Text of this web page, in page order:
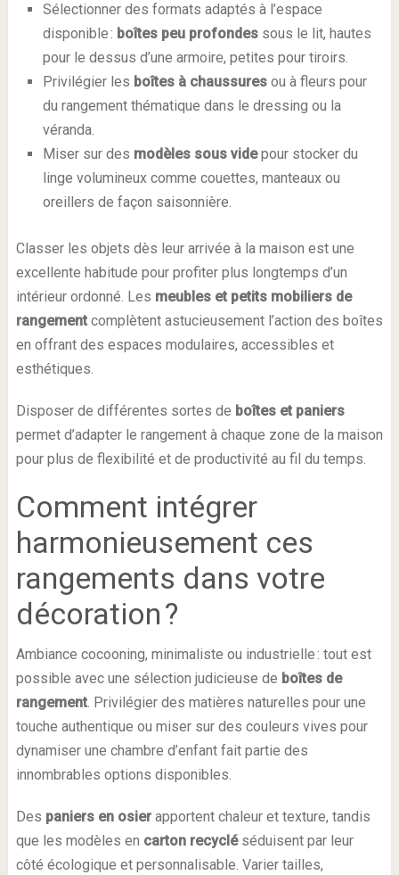
Sélectionner des formats adaptés à l’espace
disponible : boîtes peu profondessous le lit, hautes
pour le dessus d’une armoire, petites pour tiroirs.
Privilégier les boîtes à chaussuresou à fleurs pour
du rangement thématique dans le dressing ou la
véranda.
Miser sur des modèles sous videpour stocker du
linge volumineux comme couettes, manteaux ou
oreillers de façon saisonnière.
Classer les objets dès leur arrivée à la maison est une
excellente habitude pour profiter plus longtemps d’un
intérieur ordonné. Les meubles et petits mobiliers de
rangementcomplètent astucieusement l’action des boîtes
en offrant des espaces modulaires, accessibles et
esthétiques.
Disposer de différentes sortes de boîtes et paniers
permet d’adapter le rangement à chaque zone de la maison
pour plus de flexibilité et de productivité au fil du temps.
Comment intégrer
harmonieusement ces
rangements dans votre
décoration ?
Ambiance cocooning, minimaliste ou industrielle : tout est
possible avec une sélection judicieuse de boîtes de
rangement. Privilégier des matières naturelles pour une
touche authentique ou miser sur des couleurs vives pour
dynamiser une chambre d’enfant fait partie des
innombrables options disponibles.
Des paniers en osierapportent chaleur et texture, tandis
que les modèles en carton recycléséduisent par leur
côté écologique et personnalisable. Varier tailles,